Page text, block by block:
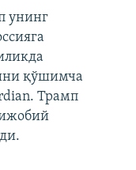
унинг
қўшимча
Трамп